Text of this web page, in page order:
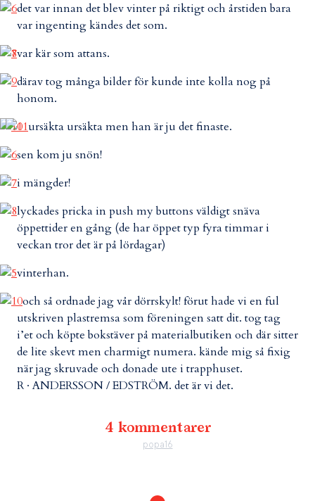
det var innan det blev vinter på riktigt och årstiden bara
var ingenting kändes det som.
var kär som attans.
därav tog många bilder för kunde inte kolla nog på
honom.
ursäkta ursäkta men han är ju det finaste.
sen kom ju snön!
i mängder!
lyckades pricka in push my buttons väldigt snäva
öppettider en gång (de har öppet typ fyra timmar i
veckan tror det är på lördagar)
vinterhan.
och så ordnade jag vår dörrskylt! förut hade vi en ful
utskriven plastremsa som föreningen satt dit. tog tag
i’et och köpte bokstäver på materialbutiken och där sitter
de lite skevt men charmigt numera. kände mig så fixig
när jag skruvade och donade ute i trapphuset.
R · ANDERSSON / EDSTRÖM. det är vi det.
4 kommentarer
popa16